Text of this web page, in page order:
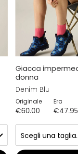
Giacca
donna
Denim Blu
Originale
€60.00
Era
€47.95